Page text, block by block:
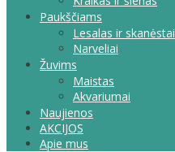
Paukščiams
Lesalas ir skanėstai
Narveliai
Žuvims
Maistas
Akvariumai
Naujienos
AKCIJOS
Apie mus